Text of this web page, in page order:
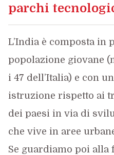
parchi
L’India è composta in
popolazione giovane
i 47 dell’Italia) e con
istruzione rispetto ai
dei paesi in via di
che vive in aree
Se guardiamo poi alla